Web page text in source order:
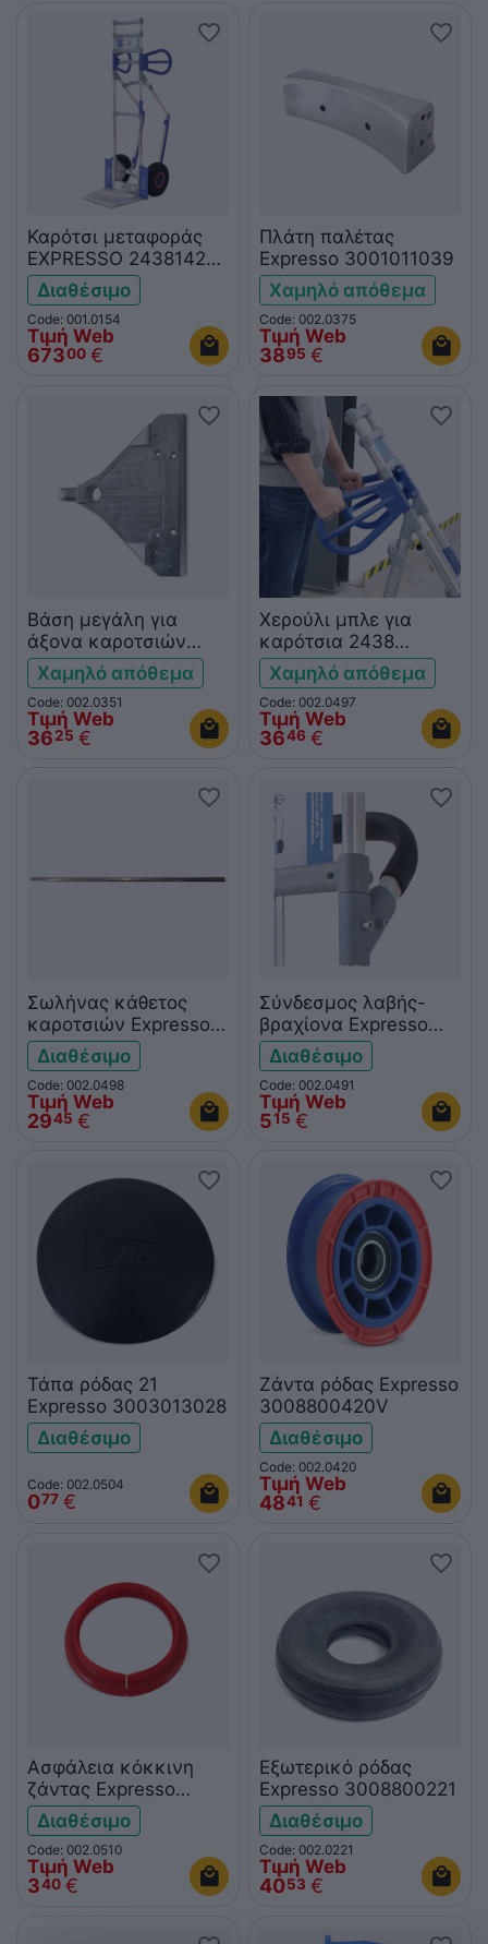
Καρότσι μεταφοράς
EXPRESSO 24381421
(παλέτα No4)
Διαθέσιμο
Code: 001.0154
Τιμή Web
67300 €
Πλάτη παλέτας
Expresso 3001011039
Χαμηλό απόθεμα
Code: 002.0375
Τιμή Web
3895 €
Βάση μεγάλη για
άξονα καροτσιών
Expresso 3001011001
Χαμηλό απόθεμα
Code: 002.0351
Τιμή Web
3625 €
Χερούλι μπλε για
καρότσια 2438
Expresso 3001011893
Χαμηλό απόθεμα
Code: 002.0497
Τιμή Web
3646 €
Σωλήνας κάθετος
καροτσιών Expresso
8432 3001011941D
Διαθέσιμο
Code: 002.0498
Τιμή Web
2945 €
Σύνδεσμος λαβής-
βραχίονα Expresso
3001011887
Διαθέσιμο
Code: 002.0491
Τιμή Web
515 €
Τάπα ρόδας 21
Expresso 3003013028
Διαθέσιμο
Code: 002.0504
077 €
Ζάντα ρόδας Expresso
3008800420V
Διαθέσιμο
Code: 002.0420
Τιμή Web
4841 €
Ασφάλεια κόκκινη
ζάντας Expresso
3003013042
Διαθέσιμο
Code: 002.0510
Τιμή Web
340 €
Εξωτερικό ρόδας
Expresso 3008800221
Διαθέσιμο
Code: 002.0221
Τιμή Web
4053 €